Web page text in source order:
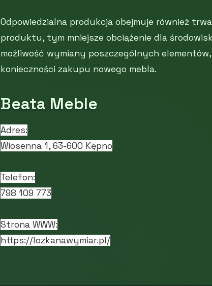
Odpowiedzialna produkcja obejmuje również
produktu, tym mniejsze obciążenie dla
możliwość wymiany poszczególnych
konieczności zakupu nowego mebla.
Beata Meble
Adres:
Wiosenna 1, 63-600 Kępno
Telefon:
798 109 773
Strona WWW:
https://lozkanawymiar.pl/